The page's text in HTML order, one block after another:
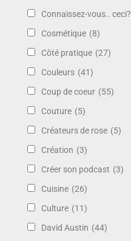
Connaissez-vous.. ceci?
Cosmétique (8)
Côté pratique (27)
Couleurs (41)
Coup de coeur (55)
Couture (5)
Créateurs de rose (5)
Création (3)
Créer son podcast (3)
Cuisine (26)
Culture (11)
David Austin (44)